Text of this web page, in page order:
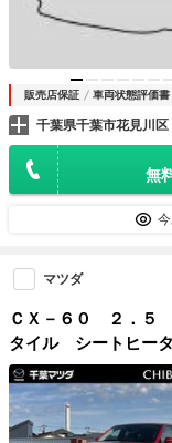
販売店保証 車両状態評価書
千葉県千葉市花見川区
無
マツダ
ＣＸ－６０ ２．５
タイル シートヒー
車 スマートキー メ
ックハイビーム キ
Ｖ アルミ